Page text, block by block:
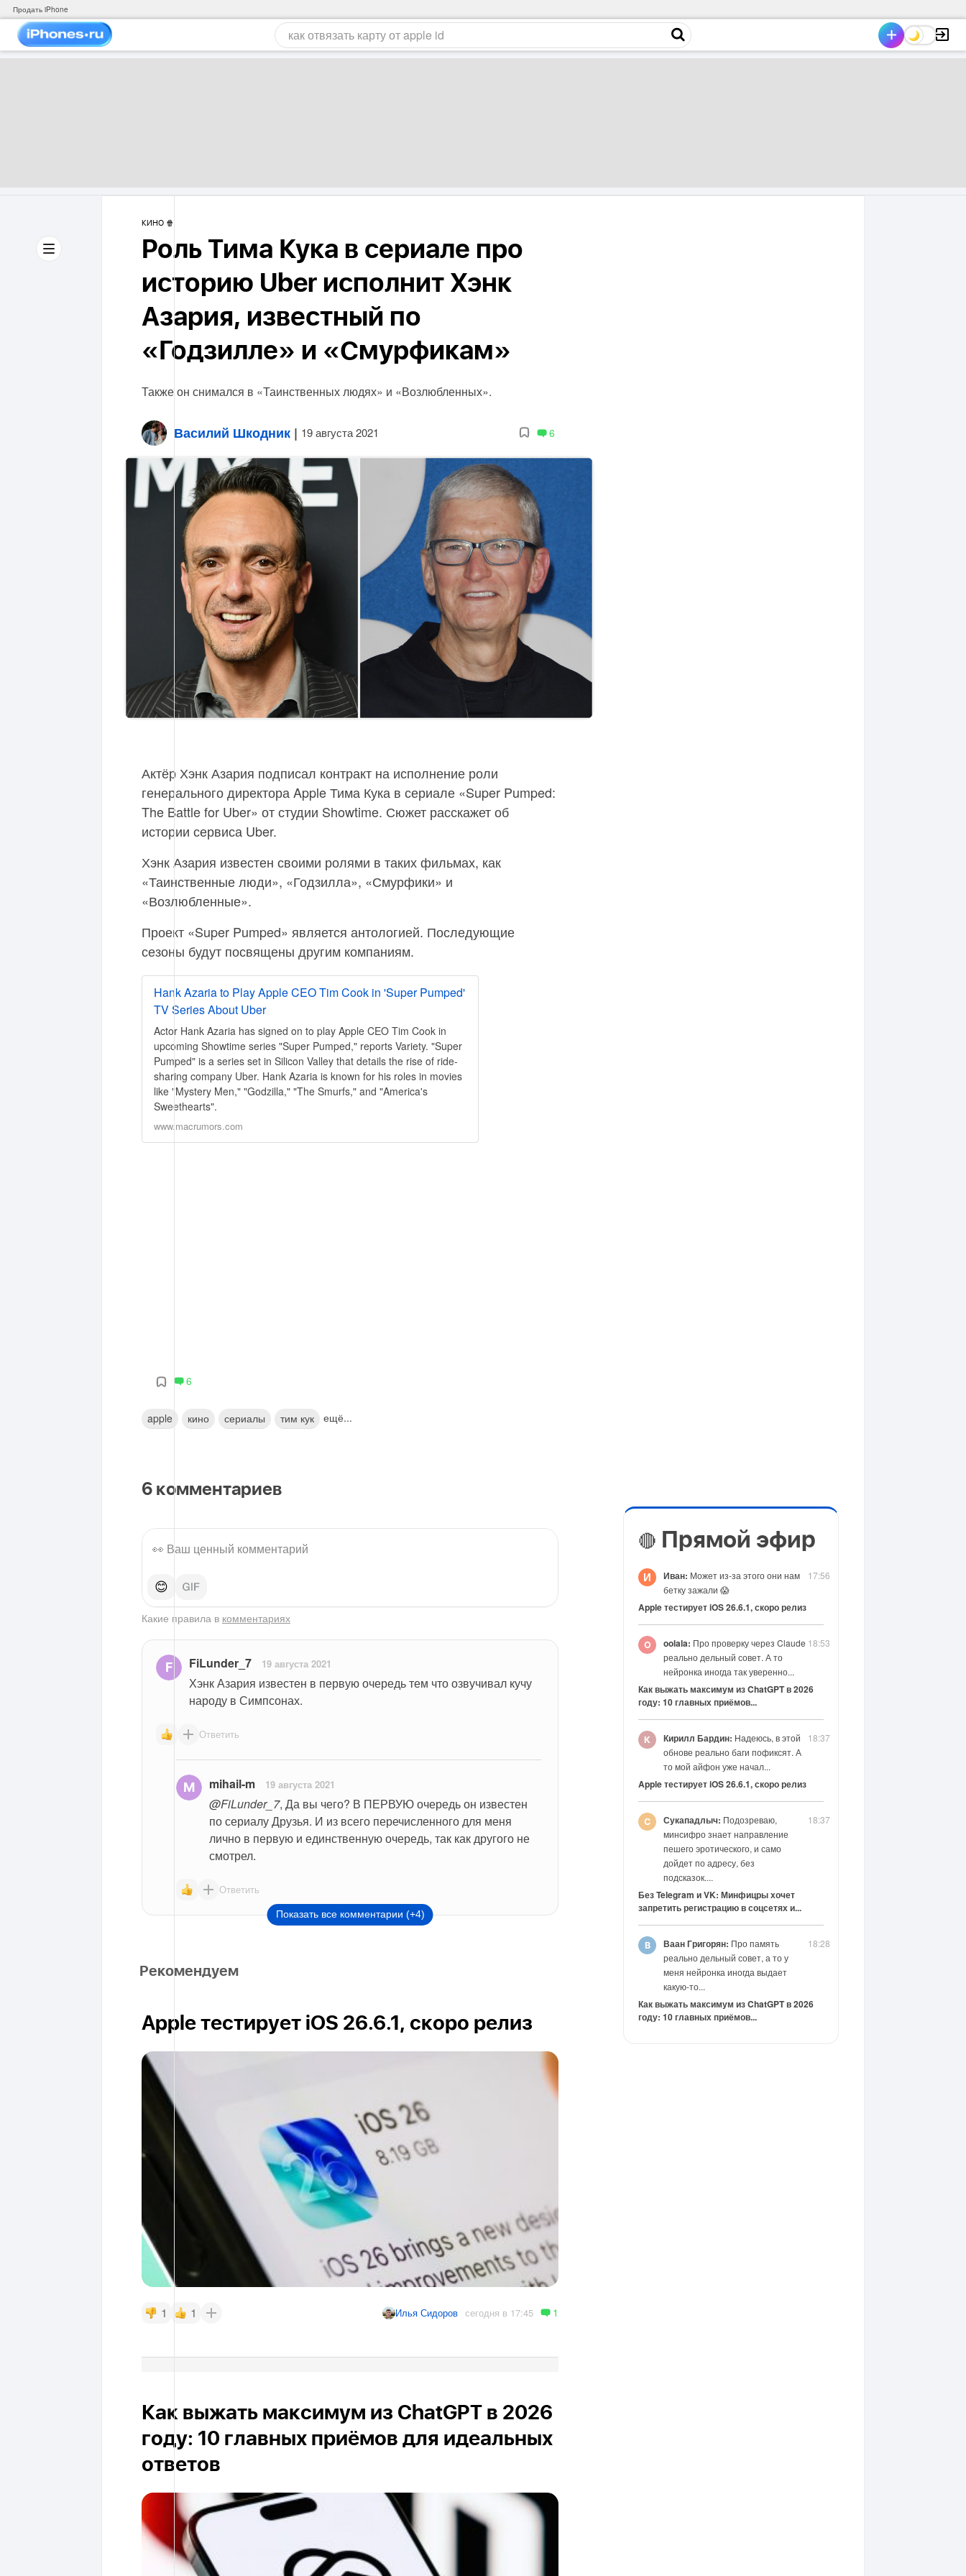
Продать iPhone
КИНО 🍿
Роль Тима Кука в сериале про
историю Uber исполнит Хэнк
Азария, известный по
«Годзилле» и «Смурфикам»
Также он снимался в «Таинственных людях» и «Возлюбленных».
Василий Шкодник | 19 августа 2021 6
Актёр Хэнк Азария подписал контракт на исполнение роли
генерального директора Apple Тима Кука в сериале «Super Pumped:
The Battle for Uber» от студии Showtime. Сюжет расскажет об
истории сервиса Uber.
Хэнк Азария известен своими ролями в таких фильмах, как
«Таинственные люди», «Годзилла», «Смурфики» и
«Возлюбленные».
Проект «Super Pumped» является антологией. Последующие
сезоны будут посвящены другим компаниям.
Hank Azaria to Play Apple CEO Tim Cook in 'Super Pumped'
TV Series About Uber
Actor Hank Azaria has signed on to play Apple CEO Tim Cook in
upcoming Showtime series "Super Pumped," reports Variety. "Super
Pumped" is a series set in Silicon Valley that details the rise of ride-
sharing company Uber. Hank Azaria is known for his roles in movies
like "Mystery Men," "Godzilla," "The Smurfs," and "America's
Sweethearts".
www.macrumors.com
6
apple кино сериалы тим кук ещё...
6 комментариев
😊
Какие правила в комментариях
FiLunder_7 19 августа 2021
Хэнк Азария известен в первую очередь тем что озвучивал кучу
народу в Симпсонах.
Ответить
mihail-m 19 августа 2021
@FiLunder_7, Да вы чего? В ПЕРВУЮ очередь он известен
по сериалу Друзья. И из всего перечисленного для меня
лично в первую и единственную очередь, так как другого не
смотрел.
Ответить
Показать все комментарии (+4)
Рекомендуем
Apple тестирует iOS 26.6.1, скоро релиз
1 1 Илья Сидоров сегодня в 17:45 1
Как выжать максимум из ChatGPT в 2026
году: 10 главных приёмов для идеальных
ответов
🔴 Прямой эфир
17:56
И Иван: Может из-за этого они нам
бетку зажали 😱
Apple тестирует iOS 26.6.1, скоро релиз
18:53
oolala: Про проверку через Claude
реально дельный совет. А то
нейронка иногда так уверенно...
Как выжать максимум из ChatGPT в 2026
году: 10 главных приёмов...
18:37
Кирилл Бардин: Надеюсь, в этой
обнове реально баги пофиксят. А
то мой айфон уже начал...
Apple тестирует iOS 26.6.1, скоро релиз
18:37
Сукападлыч: Подозреваю,
минсифро знает направление
пешего эротического, и само
дойдет по адресу, без
подсказок....
Без Telegram и VK: Минфицры хочет
запретить регистрацию в соцсетях и...
18:28
Ваан Григорян: Про память
реально дельный совет, а то у
меня нейронка иногда выдает
какую-то...
Как выжать максимум из ChatGPT в 2026
году: 10 главных приёмов...